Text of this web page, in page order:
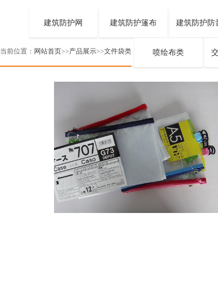
建筑防护网 建筑防护篷布 建筑防护防
喷绘布类
当前位置： 网站首页>>产品展示>>文件袋类